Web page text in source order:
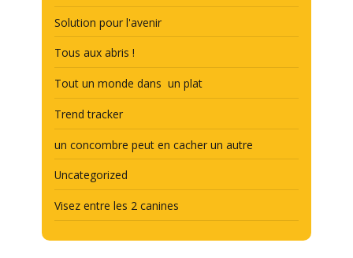
Solution pour l'avenir
Tous aux abris !
Tout un monde dans un plat
Trend tracker
un concombre peut en cacher un autre
Uncategorized
Visez entre les 2 canines